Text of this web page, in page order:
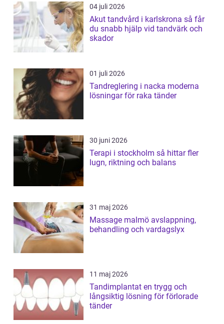
04 juli 2026
Akut tandvård i karlskrona så får
du snabb hjälp vid tandvärk och
skador
01 juli 2026
Tandreglering i nacka moderna
lösningar för raka tänder
30 juni 2026
Terapi i stockholm så hittar fler
lugn, riktning och balans
31 maj 2026
Massage malmö avslappning,
behandling och vardagslyx
11 maj 2026
Tandimplantat en trygg och
långsiktig lösning för förlorade
tänder